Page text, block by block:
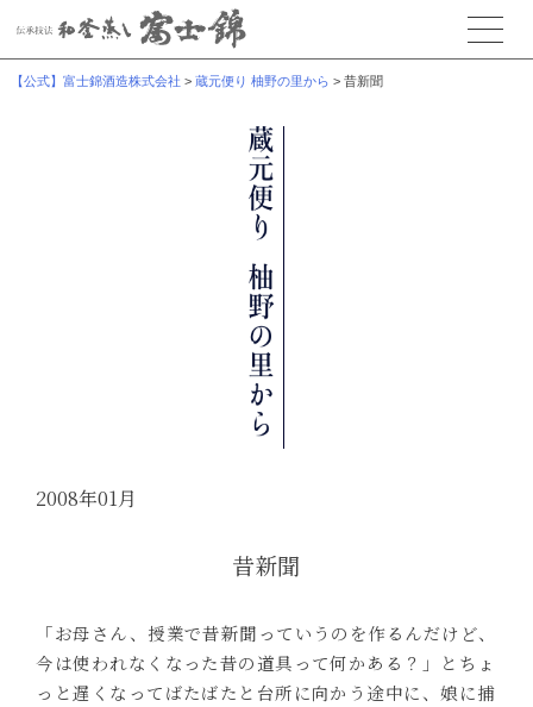
【公式】富士錦酒造株式会社 > 蔵元便り 柚野の里から > 昔新聞
2008年01月
昔新聞
「お母さん、授業で昔新聞っていうのを作るんだけど、
今は使われなくなった昔の道具って何かある？」とちょ
っと遅くなってばたばたと台所に向かう途中に、娘に捕